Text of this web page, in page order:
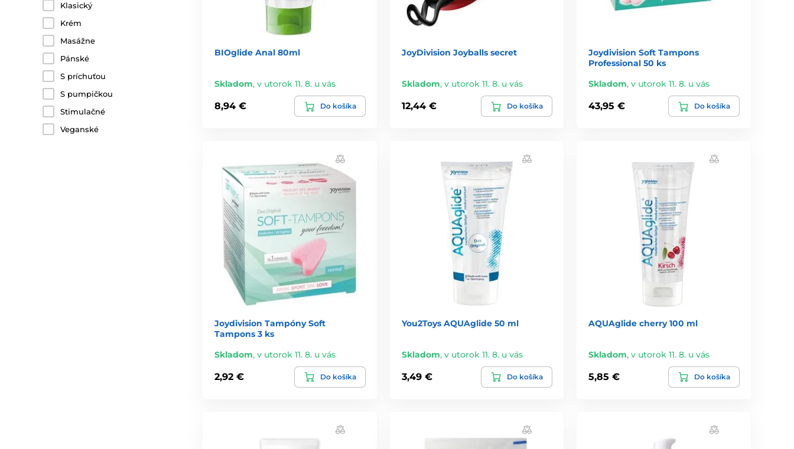
Klasický
Krém
Masážne
Pánské
S príchuťou
S pumpičkou
Stimulačné
Veganské
BIOglide Anal 80ml
Skladom, v utorok 11. 8. u vás
8,94 € Do košíka
JoyDivision Joyballs secret
Skladom, v utorok 11. 8. u vás
12,44 € Do košíka
Joydivision Soft Tampons
Professional 50 ks
Skladom,v utorok 11. 8. u vás
43,95 € Do košíka
Joydivision Tampóny Soft
Tampons 3 ks
Skladom, v utorok 11. 8. u vás
2,92 € Do košíka
You2Toys AQUAglide 50 ml
Skladom, v utorok 11. 8. u vás
3,49 € Do košíka
AQUAglide cherry 100 ml
Skladom,v utorok 11. 8. u vás
5,85 € Do košíka